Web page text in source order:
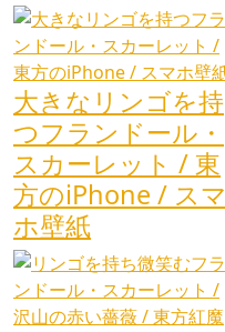
大きなリンゴを持
つフランドール・
スカーレット / 東
方のiPhone / スマ
ホ壁紙